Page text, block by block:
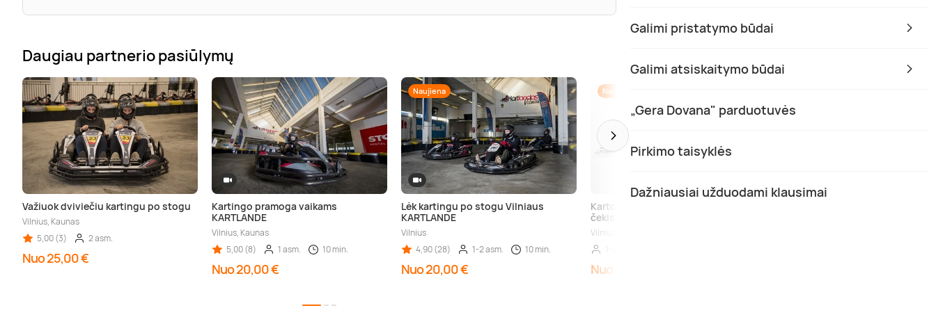
Galimi pristatymo būdai
Galimi atsiskaitymo būdai
„Gera Dovana" parduotuvės
Pirkimo taisyklės
Dažniausiai užduodami klausimai
Daugiau partnerio pasiūlymų
Važiuok dviviečiu kartingu po stogu
Vilnius, Kaunas
5,00 (3)
2 asm.
Nuo 25,00 €
Kartingo pramoga vaikams
KARTLANDE
Vilnius, Kaunas
5,00 (8)
1 asm. 10 min.
Nuo 20,00 €
Naujiena
Lėk kartingu po stogu Vilniaus
KARTLANDE
Vilnius
4,90 (28)
1-2 asm. 10 min.
Nuo 20,00 €
Naujiena
Kartodromo „Kartlandas“ dovanų
čekis
Vilnius, Kaunas
Nuo 20,00 €